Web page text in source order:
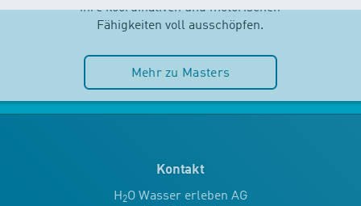
ihre koordinativen und motorischen
Fähigkeiten voll ausschöpfen.
Mehr zu Masters
Kontakt
H2O Wasser erleben AG